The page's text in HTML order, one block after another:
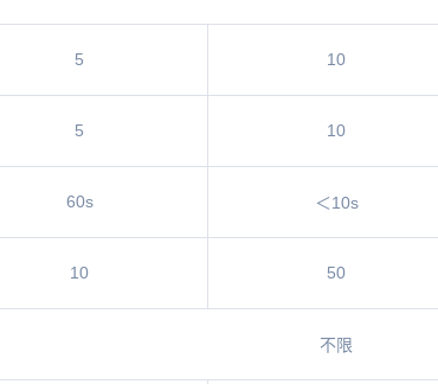
5 10
5 10
60s ＜10s
10 50
不限